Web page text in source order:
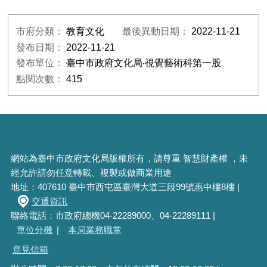
市府分類：教育文化 最後異動日期： 2022-11-21
發布日期： 2022-11-21
發布單位：臺中市政府文化局‧視覺藝術科第一股
點閱次數：415
網站為臺中市政府文化局版權所有，請尊重 智慧財產權 ，未
經允許請勿任意轉載、複製或做商業用途
地址：407610 臺中市西屯區臺灣大道三段99號惠中樓8樓 |
交通資訊
聯絡電話：市政府總機04-22289000、04-22289111 |
單位分機 |
本局業務職掌
意見信箱